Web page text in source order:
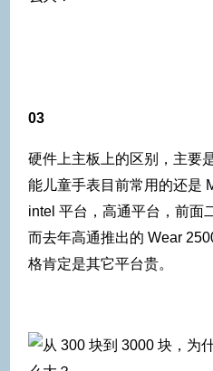
03
硬件上主板上的区别，主要
能儿童手表目前常用的还是
intel 平台，高通平台，前面
而去年高通推出的 Wear
格肯定是其它平台贵。